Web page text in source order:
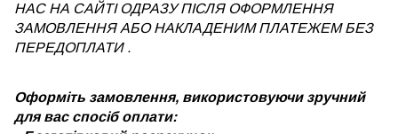
НАС НА САЙТІ ОДРАЗУ ПІСЛЯ ОФОРМЛЕННЯ
ЗАМОВЛЕННЯ АБО НАКЛАДЕНИМ ПЛАТЕЖЕМБЕЗ
ПЕРЕДОПЛАТИ .
Оформіть замовлення, використовуючи зручний
для вас спосіб оплати: